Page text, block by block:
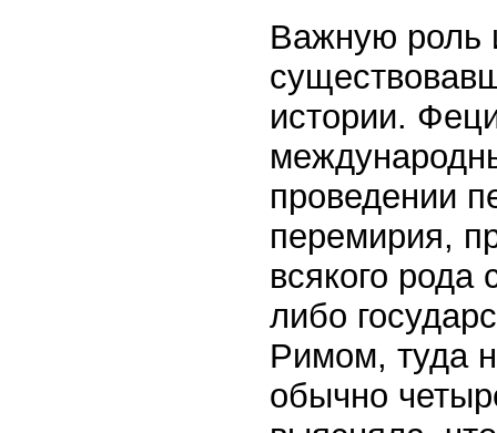
Важную роль
истории.
проведении
перемирия,
всякого рода
либо
Римом, туда
обычно